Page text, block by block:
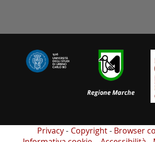
Privacy Copyright
Browser